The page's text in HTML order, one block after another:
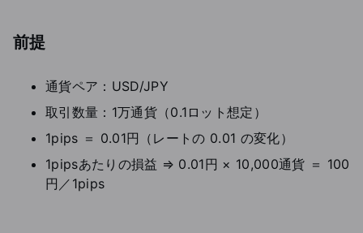
前提
通貨ペア：USD/JPY
取引数量：1万通貨（0.1ロット想定）
1pips ＝ 0.01円（レートの 0.01 の変化）
1pipsあたりの損益 ⇒ 0.01円 × 10,000通貨 ＝ 100
円／1pips